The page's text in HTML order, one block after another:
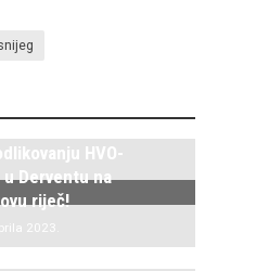
HVO-
u Derventu na
riječ!
2023.